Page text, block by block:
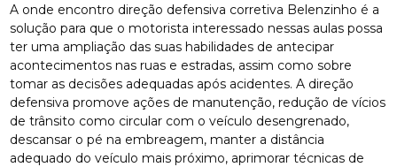
A onde encontro direção defensiva corretiva Belenzinho é a
solução para que o motorista interessado nessas aulas possa
ter uma ampliação das suas habilidades de antecipar
acontecimentos nas ruas e estradas, assim como sobre
tomar as decisões adequadas após acidentes. A direção
defensiva promove ações de manutenção, redução de vícios
de trânsito como circular com o veículo desengrenado,
descansar o pé na embreagem, manter a distância
adequado do veículo mais próximo, aprimorar técnicas de